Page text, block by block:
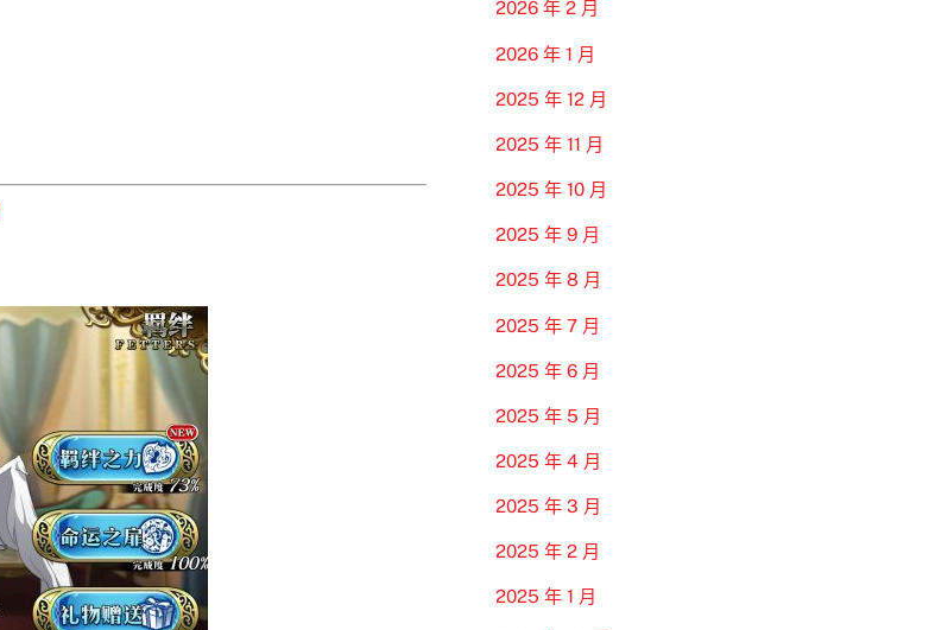
2026 年 2 月
2026 年 1 月
2025 年 12 月
2025 年 11 月
2025 年 10 月
2025 年 9 月
2025 年 8 月
2025 年 7 月
2025 年 6 月
2025 年 5 月
2025 年 4 月
2025 年 3 月
2025 年 2 月
2025 年 1 月